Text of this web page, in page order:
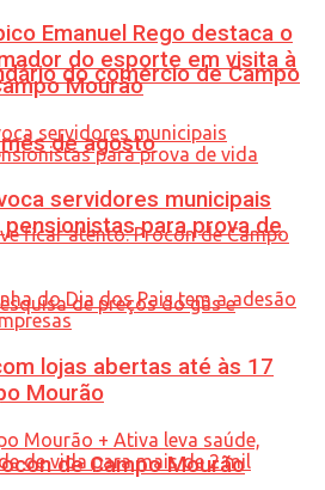
do comércio de Campo
de agosto
de Campo Mourão
Emanuel Rego destaca o
do esporte em visita à
Mourão
servidores municipais
para prova de
lojas abertas até às 17
Mourão